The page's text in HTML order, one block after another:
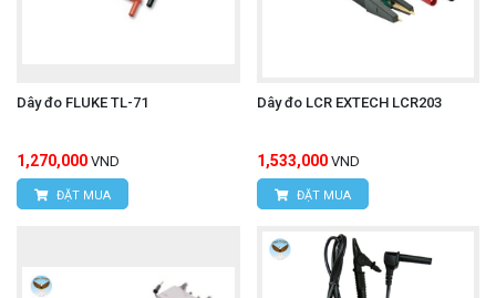
tiếp cận, các tủ điện chật hẹp, hoặc các khu vực
Đo bó cáp/thanh cái: Khả năng ôm vòng kẹp lớn
(busbars) có đường kính lớn, hoặc đo tổng dòng
điện của nhiều dây cùng một lúc.
An toàn: Phương pháp đo không tiếp xúc (dù là
kẹp hay vòng linh hoạt) luôn an toàn hơn so với
Dây đo FLUKE TL-71
1,270,000 VND
ĐẶT MUA
Dây đo LCR EXTECH LCR203
1,533,000 VND
ĐẶT MUA